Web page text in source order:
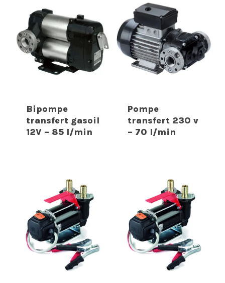
Bipompe
transfert gasoil
12V – 85 l/min
Pompe
transfert 230 v
– 70 l/min